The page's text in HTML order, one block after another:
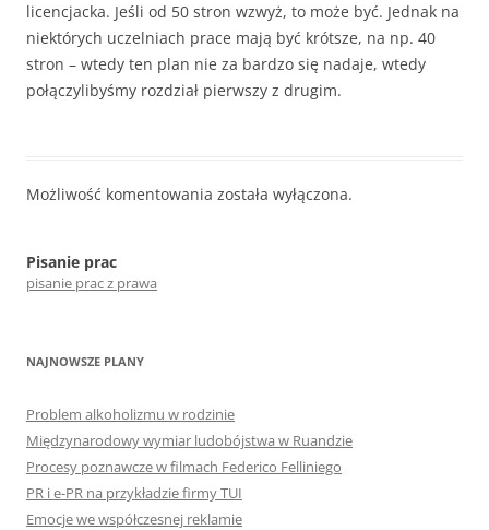
licencjacka. Jeśli od 50 stron wzwyż, to może być. Jednak na
niektórych uczelniach prace mają być krótsze, na np. 40
stron – wtedy ten plan nie za bardzo się nadaje, wtedy
połączylibyśmy rozdział pierwszy z drugim.
Możliwość komentowania została wyłączona.
Pisanie prac
pisanie prac z prawa
NAJNOWSZE PLANY
Problem alkoholizmu w rodzinie
Międzynarodowy wymiar ludobójstwa w Ruandzie
Procesy poznawcze w filmach Federico Felliniego
PR i e-PR na przykładzie firmy TUI
Emocje we współczesnej reklamie